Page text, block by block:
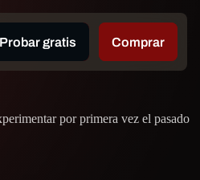
por primera vez el pasado